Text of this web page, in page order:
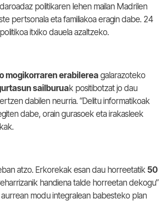
politikaren lehen mailan Madrilen
pertsonala eta familiakoa eragin dabe. 24
itxiko dauela azaltzeko.
mogikorraren erabilerea galarazoteko
sailburuak positibotzat jo dau
dabilen neurria. “Delitu informatikoak
dabe, orain gurasoek eta irakasleek
atzo. Erkorekak esan dau horreetatik 50
handiena talde horreetan dekogu”
modu integralean babesteko plan